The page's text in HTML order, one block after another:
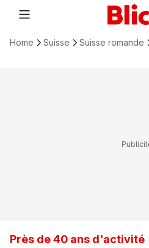
Home Suisse Suisse romande
Près de 40 ans d'activité